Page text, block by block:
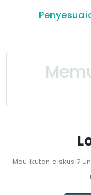
Mau ikutan diskusi?